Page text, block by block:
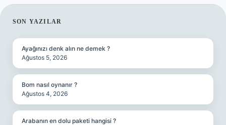
SIDEBAR
SON YAZILAR
Ayağınızı denk alın ne demek ?
Ağustos 5, 2026
Bom nasıl oynanır ?
Ağustos 4, 2026
Arabanın en dolu paketi hangisi ?